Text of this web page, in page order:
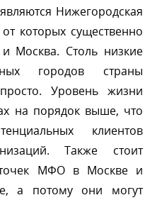
Нижегородская
которых существенно
и Москва. Столь низкие
городов страны
Уровень жизни
на порядок выше, что
клиенто
Также стоит
МФО в Москве и
а потому они могут